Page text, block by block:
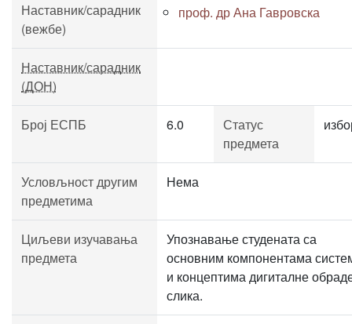
Наставник/сарадник
(вежбе)
проф. др Ана Гавровска
Наставник/сарадник
(ДОН)
Број ЕСПБ 6.0
Статус
предмета
Условљност другим
предметима
Нема
Циљеви изучавања
предмета
Упознавање студената са
основним компонентама
и концептима дигиталне
слика.